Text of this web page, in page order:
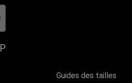
Guides des tailles